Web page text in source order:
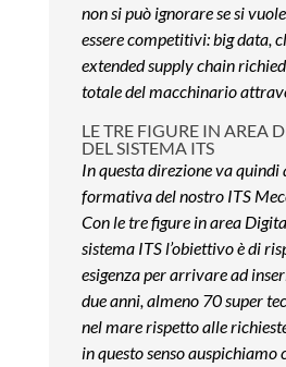
non si può ignorare se si
essere competitivi: big data,
extended supply chain
totale del macchinario
LE TRE FIGURE IN AREA
DEL SISTEMA ITS
In questa direzione va quindi
formativa del nostro ITS
Con le tre figure in area
sistema ITS l’obiettivo è di
esigenza per arrivare ad
due anni, almeno 70 super
nel mare rispetto alle
in questo senso auspichiamo